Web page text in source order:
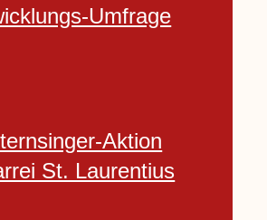
Umfrage
Aktion
St. Laurentius